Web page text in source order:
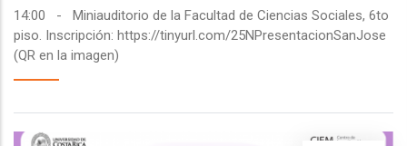
14:00 -
Miniauditorio de la Facultad de Ciencias Sociales, 6to
piso. Inscripción: https://tinyurl.com/25NPresentacionSanJose
(QR en la imagen)